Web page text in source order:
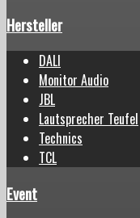
Hersteller
DALI
Monitor Audio
JBL
Lautsprecher Teufel
Technics
TCL
Event